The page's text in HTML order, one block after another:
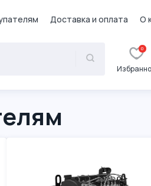
Доставка и оплата О
0